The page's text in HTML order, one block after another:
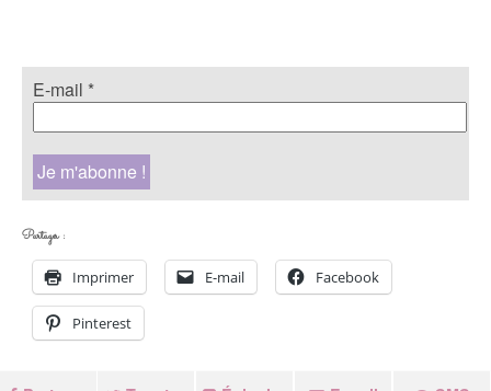
E-mail *
Partager :
Imprimer E-mail Facebook
Pinterest